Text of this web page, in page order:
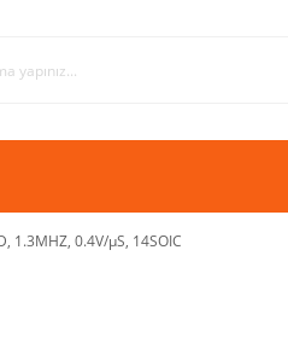
1.3MHZ, 0.4V/µS, 14SOIC